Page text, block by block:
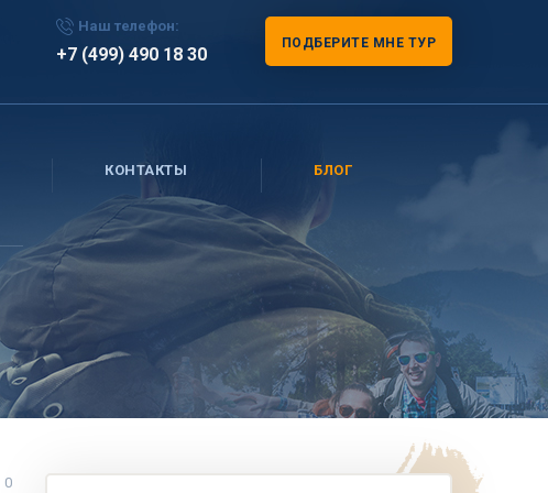
Наш телефон:
+7 (499) 490 18 30
ПОДБЕРИТЕ МНЕ ТУР
КОНТАКТЫ БЛОГ
0